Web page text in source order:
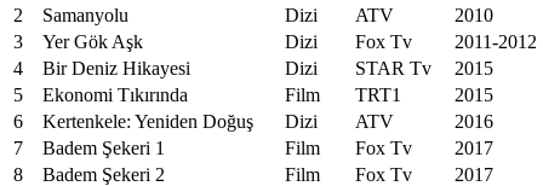
2
Samanyolu Dizi ATV
2010
3
Yer Gök Aşk Dizi Fox Tv
2011-2012
4
Bir Deniz Hikayesi Dizi STAR Tv
2015
5
Ekonomi Tıkırında Film TRT1
2015
6
Kertenkele: Yeniden Doğuş Dizi ATV
2016
7
Badem Şekeri 1 Film Fox Tv
2017
8
Badem Şekeri 2 Film Fox Tv
2017